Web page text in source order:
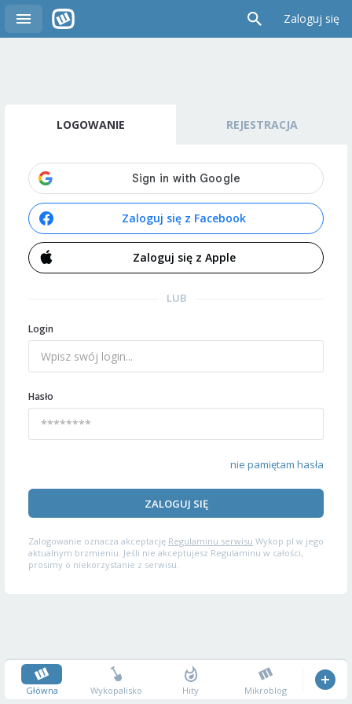
Zaloguj się
LOGOWANIE REJESTRACJA
Zaloguj się z Facebook
Zaloguj się z Apple
LUB
Login
Hasło
nie pamiętam hasła
ZALOGUJ SIĘ
Zalogowanie oznacza akceptację Regulaminu serwisu Wykop.pl w jego
aktualnym brzmieniu. Jeśli nie akceptujesz Regulaminu w całości,
prosimy o niekorzystanie z serwisu.
Główna Wykopalisko Hity Mikroblog